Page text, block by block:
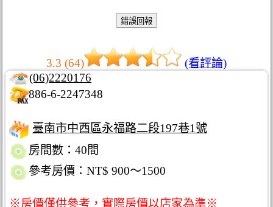
3.3 (64)
(看評論)
(06)2220176
886-6-2247348
臺南市中西區永福路二段197巷1號
房間數：40間
參考房價：NT$ 900～1500
※房價僅供參考，實際房價以店家為準※